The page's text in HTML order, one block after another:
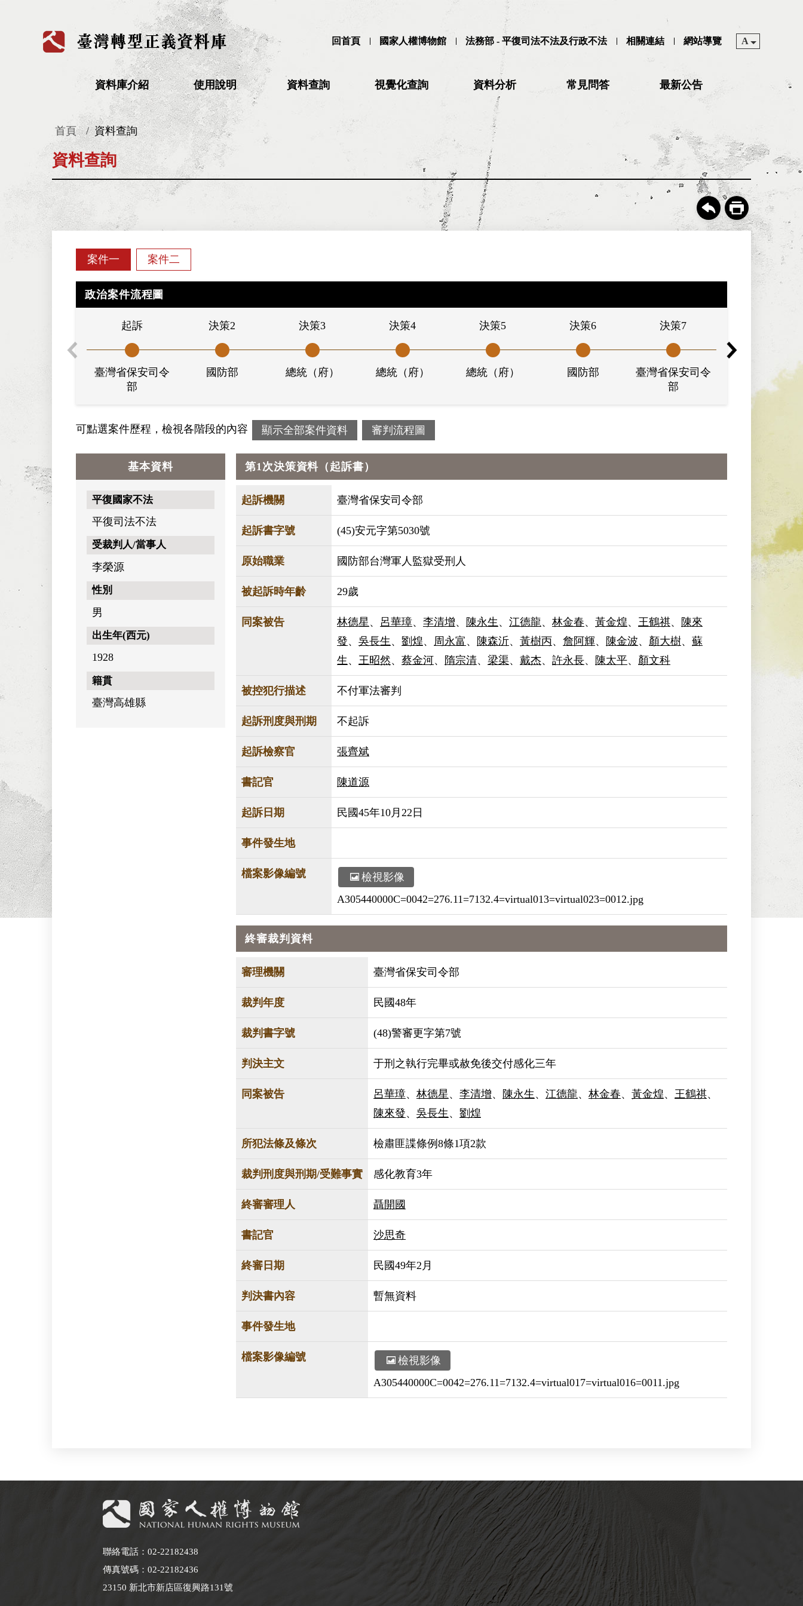
回首頁 國家人權博物館 法務部 - 平復司法不法及行政不法 相關連結 網站導覽 A
資料庫介紹 使用說明 資料查詢 視覺化查詢 資料分析 常見問答 最新公告
首頁 資料查詢
資料查詢
案件一 案件二
政治案件流程圖
起訴
臺灣省保安司令
部
決策2
國防部
決策3
總統（府）
決策4
總統（府）
決策5
總統（府）
決策6
國防部
決策7
臺灣省保安司令
部
臺灣省保安司令
部審判庭
可點選案件歷程，檢視各階段的內容 顯示全部案件資料 審判流程圖
基本資料
平復國家不法
平復司法不法
受裁判人/當事人
李榮源
性別
男
出生年(西元)
1928
籍貫
臺灣高雄縣
第1次決策資料（起訴書）
起訴機關 臺灣省保安司令部
起訴書字號 (45)安元字第5030號
原始職業 國防部台灣軍人監獄受刑人
被起訴時年齡 29歲
同案被告 林德星 、 呂華璋、 李清增、 陳永生 、 江德龍、 林金春、 黃金煌、 王鶴祺、
陳來
發、 吳長生 、 劉煌、 周永富 、 陳森沂、 黃樹丙、 詹阿輝、 陳金波、 顏大樹、 蘇
生 、 王昭然、 蔡金河、 隋宗清、 梁渠、 戴杰、 許永長、 陳太平、 顏文科
被控犯行描述 不付軍法審判
起訴刑度與刑期 不起訴
起訴檢察官 張齊斌
書記官 陳道源
起訴日期 民國45年10月22日
事件發生地
檔案影像編號
檢視影像
A305440000C=0042=276.11=7132.4=virtual013=virtual023=0012.jpg
終審裁判資料
審理機關 臺灣省保安司令部
裁判年度 民國48年
裁判書字號 (48)警審更字第7號
判決主文 于刑之執行完畢或赦免後交付感化三年
同案被告 呂華璋、 林德星 、 李清增、 陳永生 、 江德龍、 林金春、 黃金煌、 王鶴祺、
陳來發、 吳長生 、 劉煌
所犯法條及條次 檢肅匪諜條例8條1項2款
裁判刑度與刑期/受難事實 感化教育3年
終審審理人 聶開國
書記官 沙思奇
終審日期 民國49年2月
判決書內容 暫無資料
事件發生地
檔案影像編號
檢視影像
A305440000C=0042=276.11=7132.4=virtual017=virtual016=0011.jpg
聯絡電話：02-22182438
傳真號碼：02-22182436
23150 新北市新店區復興路131號